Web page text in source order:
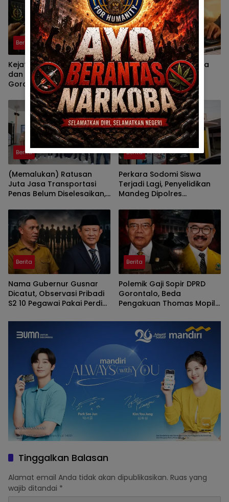
Berita
Kejati Didesak Periksa TAPD
dan Banggar DPRD
Gorontalo, Korupsi Video
Wall Sasar Anggota
Deprov
Berita
DPRD Gorontalo Diminta
Kaji Ulang Dasar Pajak
Kenderaan
Berita
(Memalukan) Ratusan
Juta Jasa Transportasi
Penas Belum Diselesaikan,
Berita
Perkara Sodomi Siswa
Terjadi Lagi, Penyelidikan
Mandeg Dipolres
Berita
Nama Gubernur Gusnar
Dicatut, Observasi Pribadi
S2 10 Pegawai Pakai Perdis
Berita
Polemik Gaji Sopir DPRD
Gorontalo, Beda
Pengakuan Thomas Mopili
Membingungkan
Tinggalkan Balasan
Alamat email Anda tidak akan dipublikasikan. Ruas yang
wajib ditandai *